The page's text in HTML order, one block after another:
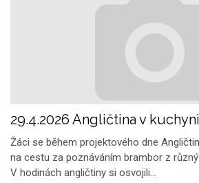
29.4.2026 Angličtina v kuchyni
Žáci se během projektového dne
na cestu za poznáváním brambor z
V hodinách angličtiny si osvojili…